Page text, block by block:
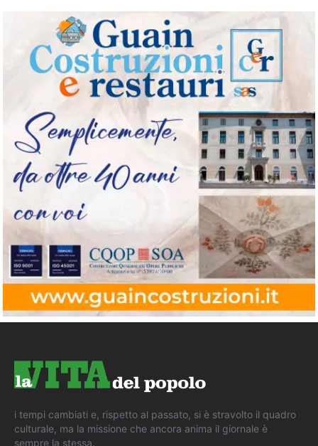
i tempi cambiati e, rispetto al passato, si è stravolto il quadro
culturale, ma la missione che ancora anima il giornale è
sempre la stessa.